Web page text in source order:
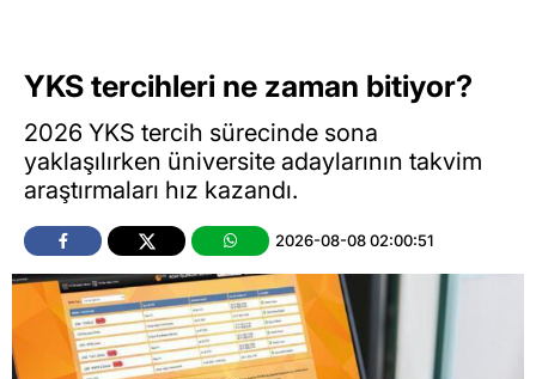
YKS tercihleri ne zaman bitiyor?
2026 YKS tercih sürecinde sona
yaklaşılırken üniversite adaylarının takvim
araştırmaları hız kazandı.
2026-08-08 02:00:51